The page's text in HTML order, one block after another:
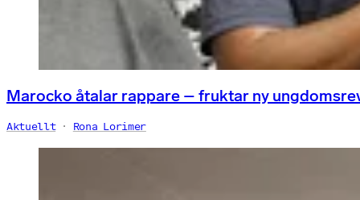
Marocko åtalar rappare – fruktar ny
Aktuellt Rona Lorimer